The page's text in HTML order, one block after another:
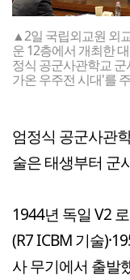
▲2일 국립외교원 외
운 12층에서 개최한
정식 공군사관학교
가온 우주전 시대'를
엄정식 공군사관
술은 태생부터 군
1944년 독일 V2
(R7 ICBM 기술
사 무기에서 출발